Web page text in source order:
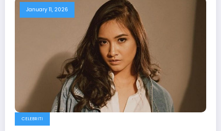
January 11, 2026
CELEBRITI